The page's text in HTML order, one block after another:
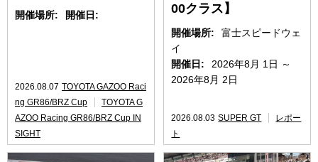
開催場所: 開催日:
2026.08.07 TOYOTA GAZOO Raci
ng GR86/BRZ Cup
TOYOTA G
AZOO Racing GR86/BRZ Cup IN
SIGHT
00クラス】
開催場所:
富士スピードウェ
イ
開催日:
2026年8月 1日 ～
2026年8月 2日
2026.08.03 SUPER GT
レポー
ト